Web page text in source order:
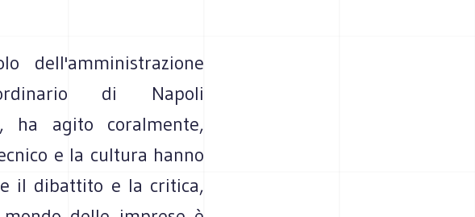
dell'amministrazione
di Napoli
ha agito coralmente,
e la cultura hanno
il dibattito e la critica,